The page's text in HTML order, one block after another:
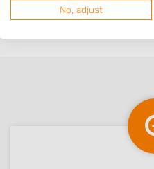
Werkhoven
No, adjust